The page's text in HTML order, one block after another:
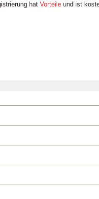
hat Vorteile und ist